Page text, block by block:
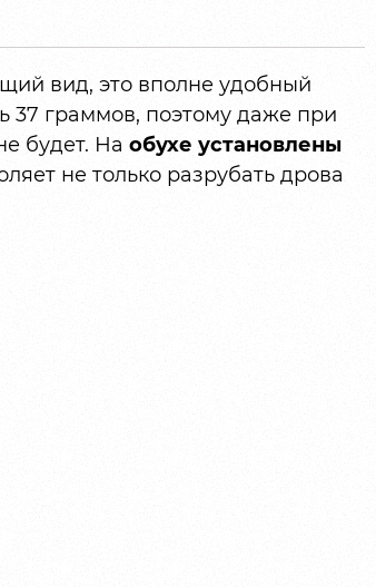
вид, это вполне удобный
37 граммов, поэтому даже при
будет. На обухе установлены
не только разрубать дрова